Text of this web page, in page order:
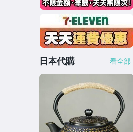
日本代購 看全部